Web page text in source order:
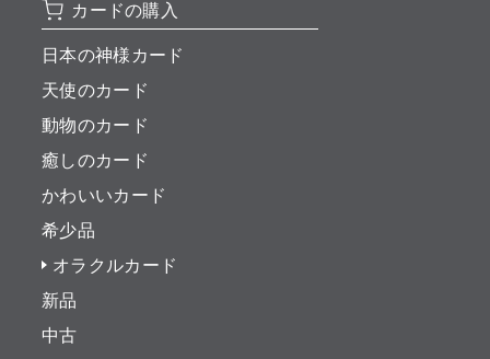
カードの購入
日本の神様カード
天使のカード
動物のカード
癒しのカード
かわいいカード
希少品
オラクルカード
新品
中古